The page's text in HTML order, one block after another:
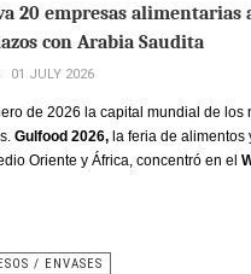
20 empresas alimentarias
con Arabia Saudita
01 JULY 2026
de 2026 la capital mundial de los
Gulfood 2026, la feria de alimentos
Oriente y África, concentró en el
/ ENVASES